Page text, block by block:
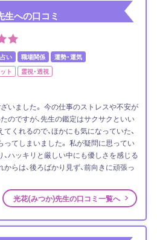
への口コミ
い 職場関係 運勢・運気
ト 霊視・透視
いました。 今の仕事のストレスや不安が
のですが、先生の鑑定はサクサクといい
くれるので、ほかにも気になっていた、
てしまいました。 私が疑問に思ってい
ハッキリと厳しい中にも優しさを感じる
らは、後ろばかり見ず、前向きに頑張っ
光花(みつか)先生の口コミ一覧へ